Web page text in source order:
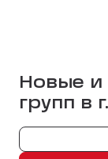
Новые и
групп в г.